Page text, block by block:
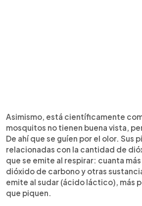
Asimismo, está científicamente
mosquitos no tienen buena vista,
De ahí que se guíen por el olor. Sus
relacionadas con la cantidad de
que se emite al respirar: cuanta
dióxido de carbono y otras
emite al sudar (ácido láctico), más
que piquen.